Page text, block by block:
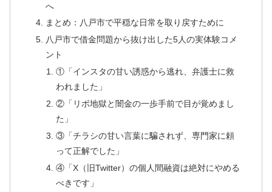
へ
まとめ：八戸市で平穏な日常を取り戻すために
八戸市で借金問題から抜け出した5人の実体験コメ
ント
①「インスタの甘い誘惑から逃れ、弁護士に救
われました」
②「リボ地獄と闇金の一歩手前で目が覚めまし
た」
③「チラシの甘い言葉に騙されず、専門家に頼
って正解でした」
④「X（旧Twitter）の個人間融資は絶対にやめる
べきです」